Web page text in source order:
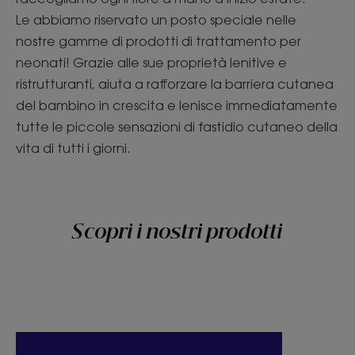
Le abbiamo riservato un posto speciale nelle
nostre gamme di prodotti di trattamento per
neonati! Grazie alle sue proprietà lenitive e
ristrutturanti, aiuta a rafforzare la barriera cutanea
del bambino in crescita e lenisce immediatamente
tutte le piccole sensazioni di fastidio cutaneo della
vita di tutti i giorni.
Scopri i nostri prodotti